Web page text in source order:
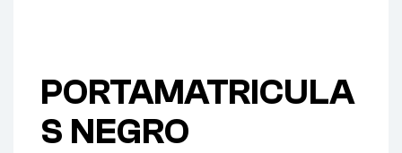
PORTAMATRICULA
S NEGRO